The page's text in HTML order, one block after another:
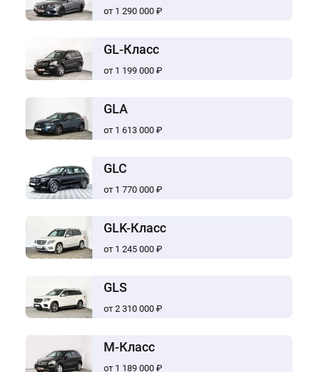
от 1 290 000 ₽
GL-Класс
от 1 199 000 ₽
GLA
от 1 613 000 ₽
GLC
от 1 770 000 ₽
GLK-Класс
от 1 245 000 ₽
GLS
от 2 310 000 ₽
M-Класс
от 1 189 000 ₽